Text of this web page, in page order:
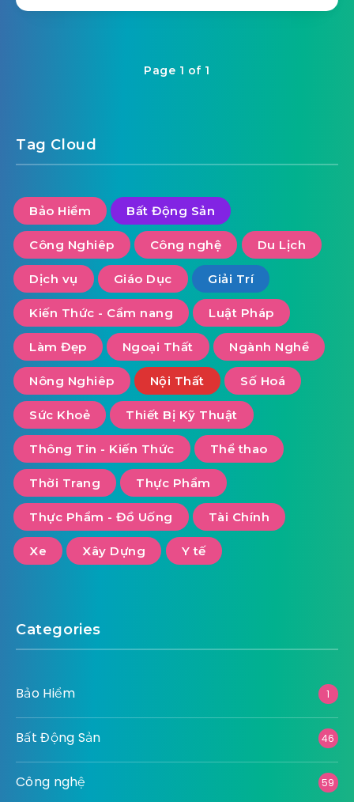
Page 1 of 1
Tag Cloud
Bảo Hiểm Bất Động Sản
Công Nghiêp Công nghệ Du Lịch
Dịch vụ Giáo Dục Giải Trí
Kiến Thức - Cẩm nang Luật Pháp
Làm Đẹp Ngoại Thất Ngành Nghề
Nông Nghiêp Nội Thất Số Hoá
Sức Khoẻ Thiết Bị Kỹ Thuật
Thông Tin - Kiến Thức Thể thao
Thời Trang Thực Phẩm
Thực Phẩm - Đồ Uống Tài Chính
Xe Xây Dựng Y tế
Categories
Bảo Hiểm 1
Bất Động Sản 46
Công nghệ 59